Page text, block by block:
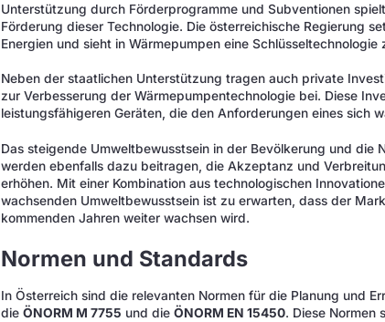
Unterstützung durch Förderprogramme und Subventionen
Förderung dieser Technologie. Die österreichische Regierung
Energien und sieht in Wärmepumpen eine
Neben der staatlichen Unterstützung tragen auch private
zur Verbesserung der Wärmepumpentechnologie bei. Diese
leistungsfähigeren Geräten, die den Anforderungen eines sich
Das steigende Umweltbewusstsein in der Bevölkerung und die
werden ebenfalls dazu beitragen, die Akzeptanz und
erhöhen. Mit einer Kombination aus technologischen
wachsenden Umweltbewusstsein ist zu erwarten, dass der
kommenden Jahren weiter wachsen wird.
Normen und Standards
In Österreich sind die relevanten Normen für die Planung und
dieÖNORM M 7755 und dieÖNORM EN 15450. Diese Normen